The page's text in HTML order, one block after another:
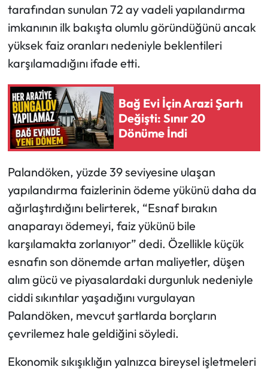
tarafından sunulan 72 ay vadeli yapılandırma
imkanının ilk bakışta olumlu göründüğünü ancak
yüksek faiz oranları nedeniyle beklentileri
karşılamadığını ifade etti.
Bağ Evi İçin Arazi Şartı
Değişti: Sınır 20
Dönüme İndi
Palandöken, yüzde 39 seviyesine ulaşan
yapılandırma faizlerinin ödeme yükünü daha da
ağırlaştırdığını belirterek, “Esnaf bırakın
anaparayı ödemeyi, faiz yükünü bile
karşılamakta zorlanıyor” dedi. Özellikle küçük
esnafın son dönemde artan maliyetler, düşen
alım gücü ve piyasalardaki durgunluk nedeniyle
ciddi sıkıntılar yaşadığını vurgulayan
Palandöken, mevcut şartlarda borçların
çevrilemez hale geldiğini söyledi.
Ekonomik sıkışıklığın yalnızca bireysel işletmeleri